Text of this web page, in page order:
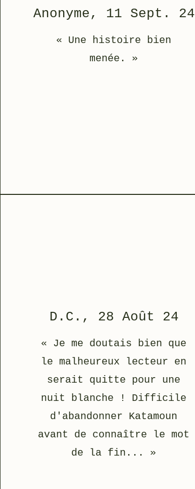
Anonyme, 11 Sept. 24
« Une histoire bien
menée. »
D.C., 28 Août 24
« Je me doutais bien que
le malheureux lecteur en
serait quitte pour une
nuit blanche ! Difficile
d'abandonner Katamoun
avant de connaître le mot
de la fin... »